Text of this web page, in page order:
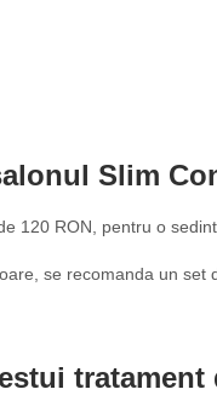
Slim
120 RON, pentru o
se recomanda un